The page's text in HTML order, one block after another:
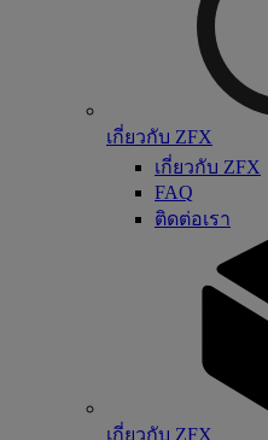
เกี่ยวกับ ZFX
เกี่ยวกับ ZFX
FAQ
ติดต่อเรา
เกี่ยวกับ ZFX